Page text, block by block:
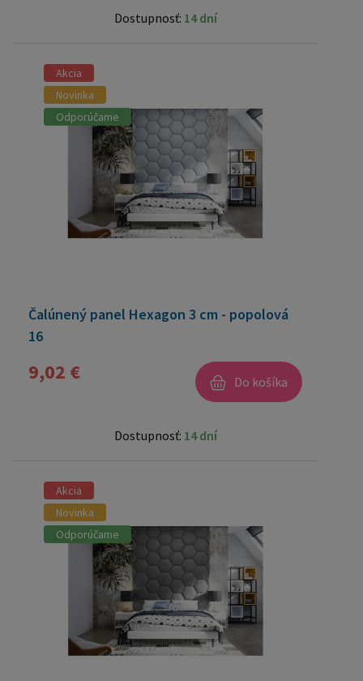
Dostupnosť: 14 dní
Akcia
Novinka
Odporúčame
Čalúnený panel Hexagon 3 cm - popolová
16
9,02 € Do košíka
Dostupnosť: 14 dní
Akcia
Novinka
Odporúčame